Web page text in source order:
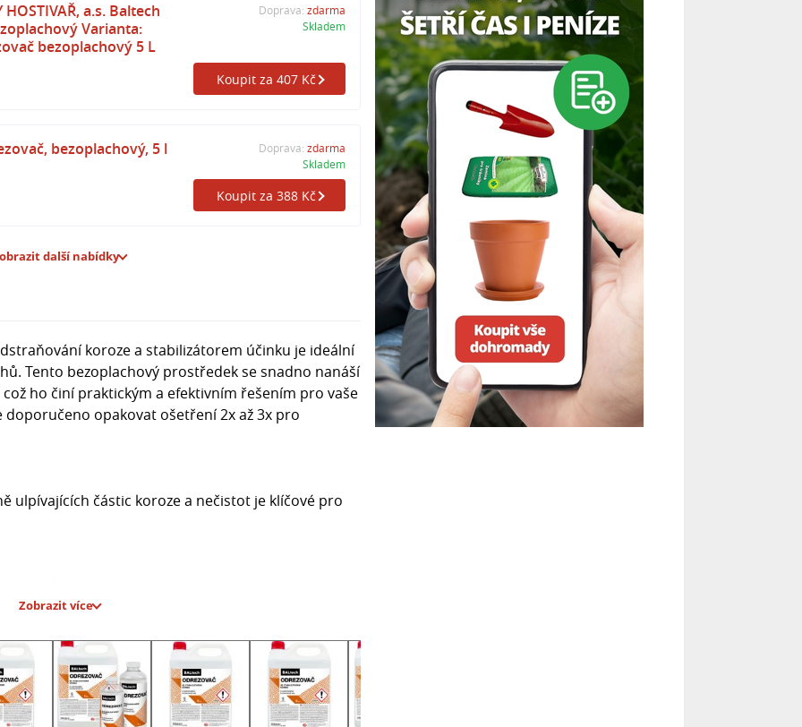
HOSTIVAŘ, a.s. Baltech
Varianta:
bezoplachový 5 L
Doprava: zdarma
Skladem
Koupit za 407 Kč
bezoplachový, 5 l Doprava: zdarma
Skladem
Koupit za 388 Kč
další nabídky
koroze a stabilizátorem účinku je ideální
Tento bezoplachový prostředek se snadno nanáší
ho činí praktickým a efektivním řešením pro vaše
opakovat ošetření 2x až 3x pro
ulpívajících částic koroze a nečistot je klíčové pro
ponorem.
minimálně 24 hodin před další úpravou.
Zobrazit více